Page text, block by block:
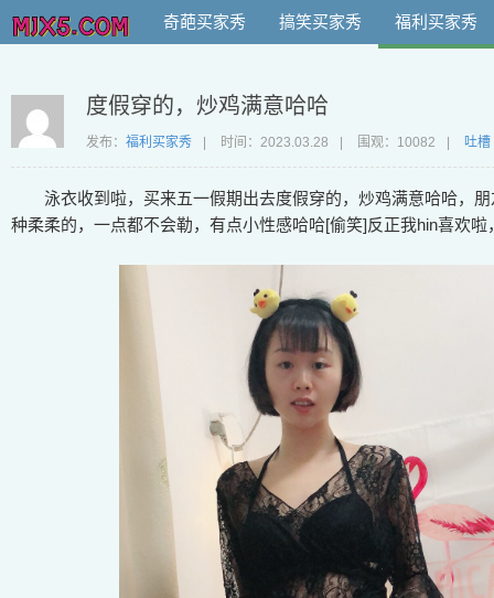
奇葩买家秀 搞笑买家秀 福利买家秀
度假穿的，炒鸡满意哈哈
发布： 福利买家秀 时间： 2023.03.28 围观：10082 吐槽
泳衣收到啦，买来五一假期出去度假穿的，炒鸡满意哈哈，
种柔柔的，一点都不会勒，有点小性感哈哈[偷笑]反正我hin喜欢啦